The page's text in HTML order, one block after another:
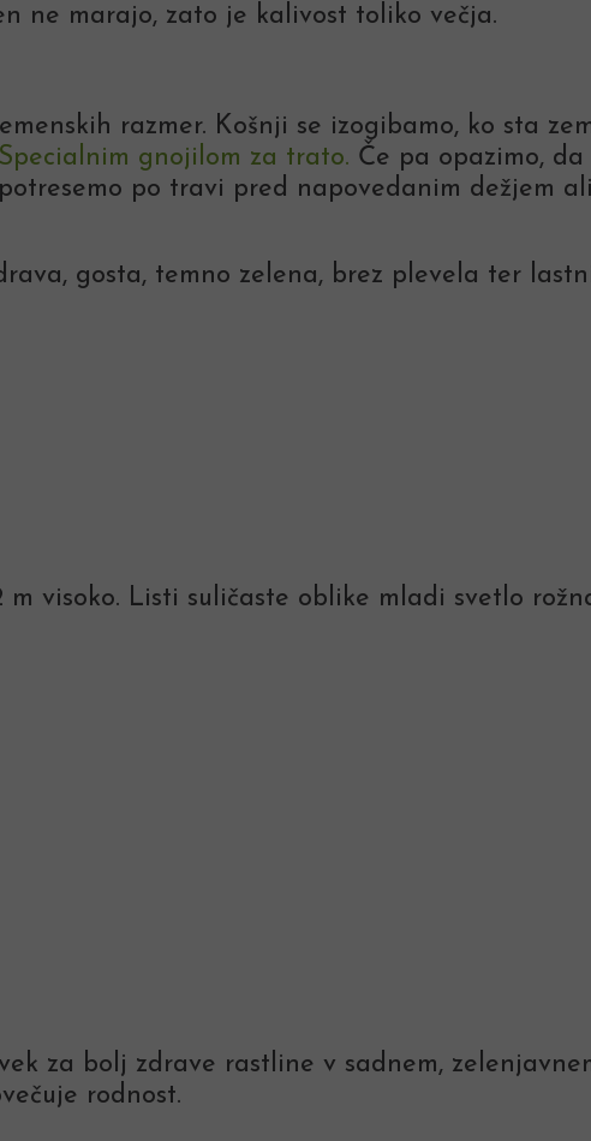
ne marajo, zato je kalivost toliko večja.
razmer. Košnji se izogibamo, ko sta
gnojilom za trato. Če pa opazimo,
po travi pred napovedanim dežjem
gosta, temno zelena, brez plevela ter
visoko. Listi suličaste oblike mladi svetlo
za bolj zdrave rastline v sadnem,
rodnost.